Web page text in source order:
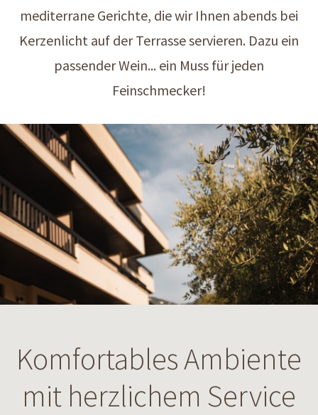
mediterrane Gerichte, die wir Ihnen abends bei
Kerzenlicht auf der Terrasse servieren. Dazu ein
passender Wein... ein Muss für jeden
Feinschmecker!
Komfortables Ambiente
mit herzlichem Service